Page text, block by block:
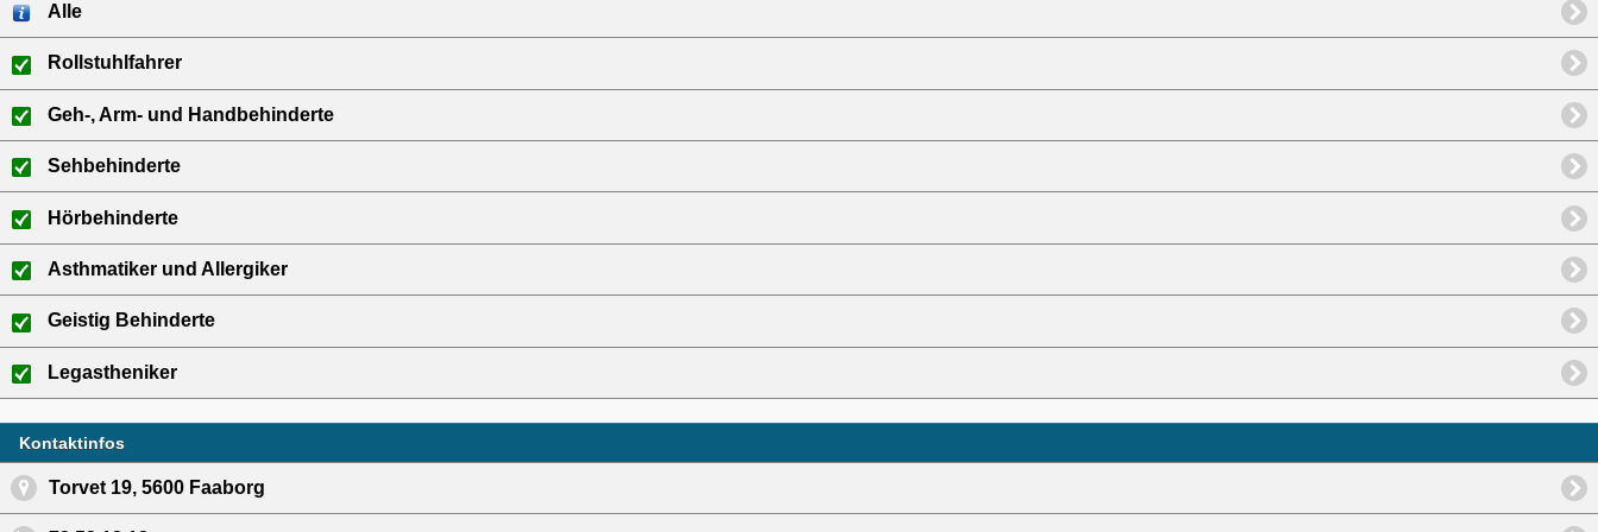
Alle
Rollstuhlfahrer
Geh-, Arm- und Handbehinderte
Sehbehinderte
Hörbehinderte
Asthmatiker und Allergiker
Geistig Behinderte
Legastheniker
Kontaktinfos
Torvet 19, 5600 Faaborg